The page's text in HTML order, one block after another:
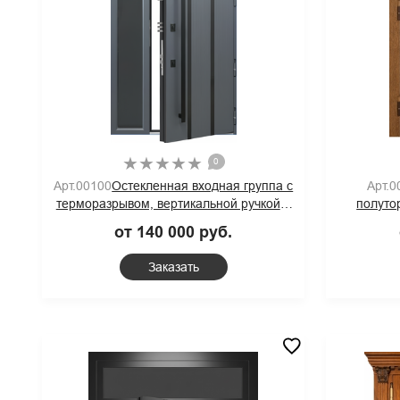
0
Арт.00100Остекленная входная группа с
терморазрывом, вертикальной ручкой и
от 140 000 руб.
Заказать